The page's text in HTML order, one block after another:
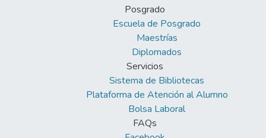
Posgrado
Escuela de Posgrado
Maestrías
Diplomados
Servicios
Sistema de Bibliotecas
Plataforma de Atención al Alumno
Bolsa Laboral
FAQs